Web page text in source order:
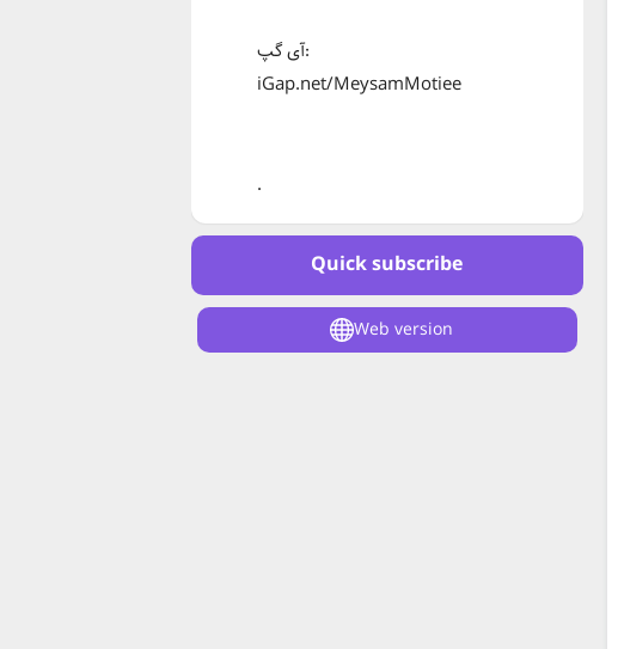
آی گپ:
iGap.net/MeysamMotiee
.
Quick subscribe
Web version